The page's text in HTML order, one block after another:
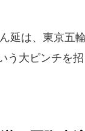
延は、東京五
う大ピンチを